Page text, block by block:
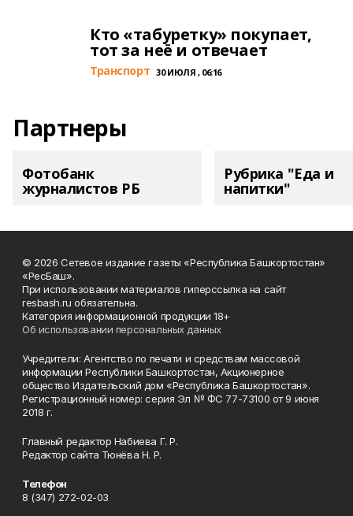
Кто «табуретку» покупает,
тот за неё и отвечает
Транспорт 30 ИЮЛЯ , 06:16
Партнеры
Фотобанк
журналистов РБ
Рубрика "Еда и
напитки"
© 2026 Сетевое издание газеты «Республика Башкортостан»
«РесБаш».
При использовании материалов гиперссылка на сайт
resbash.ru обязательна.
Категория информационной продукции 18+
Об использовании персональных данных
Учредители: Агентство по печати и средствам массовой
информации Республики Башкортостан, Акционерное
общество Издательский дом «Республика Башкортостан».
Регистрационный номер: серия Эл № ФС 77-73100 от 9 июня
2018 г.
Главный редактор Набиева Г. Р.
Редактор сайта Тюнёва Н. Р.
Телефон
8 (347) 272-02-03